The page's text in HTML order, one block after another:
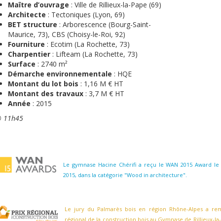
Maître d’ouvrage : Ville de Rillieux-la-Pape (69)
Architecte : Tectoniques (Lyon, 69)
BET structure : Arborescence (Bourg-Saint-
Maurice, 73), CBS (Choisy-le-Roi, 92)
Fourniture : Ecotim (La Rochette, 73)
Charpentier : Lifteam (La Rochette, 73)
Surface : 2740 m²
Démarche environnementale : HQE
Montant du lot bois : 1,16 M € HT
Montant des travaux : 3,7 M € HT
Année : 2015
11h45
Le gymnase Hacine Chérifi a reçu le WAN 2015 Award
2015, dans la catégorie "Wood in architecture".
Le jury du Palmarès bois en région Rhône-Alpes a
régional de la construction bois au Gymnase de Rillieux-